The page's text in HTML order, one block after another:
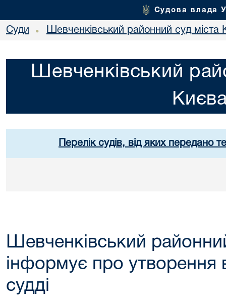
Судова влада
Суди • Шевченківський районний суд міста
Шевченківський
Перелік судів, від яких передано
Шевченківський
інформує про утворення
судді